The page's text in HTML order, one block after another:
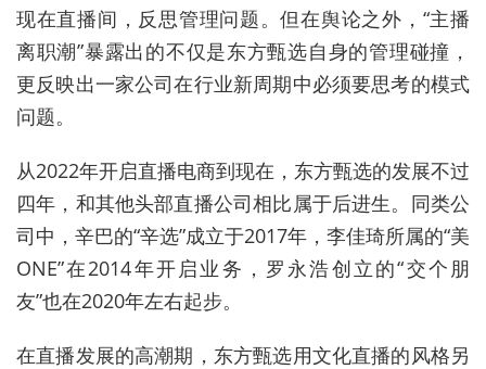
现在直播间，反思管理问题。但在舆论之外，“主播
离职潮”暴露出的不仅是东方甄选自身的管理碰撞，
更反映出一家公司在行业新周期中必须要思考的模式
问题。
从2022年开启直播电商到现在，东方甄选的发展不过
四年，和其他头部直播公司相比属于后进生。同类公
司中， 辛巴的“辛选”成立于2017年， 李佳琦所属的“美
ONE”在2014年开启业务， 罗永浩创立的“交个朋
友”也在2020年左右起步。
在直播发展的高潮期，东方甄选用文化直播的风格另